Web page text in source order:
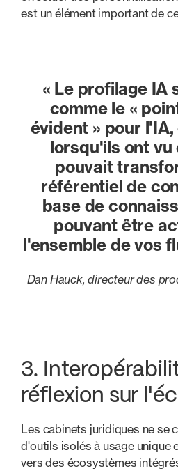
est un élément important de
« Le profilage IA
comme le «
évident » pour
lorsqu'ils ont vu
pouvait
référentiel de
base de
pouvant être
l'ensemble de vos
Dan Hauck, directeur des
3.
réflexion sur
Les cabinets juridiques ne se
d'outils isolés à usage unique
vers des écosystèmes